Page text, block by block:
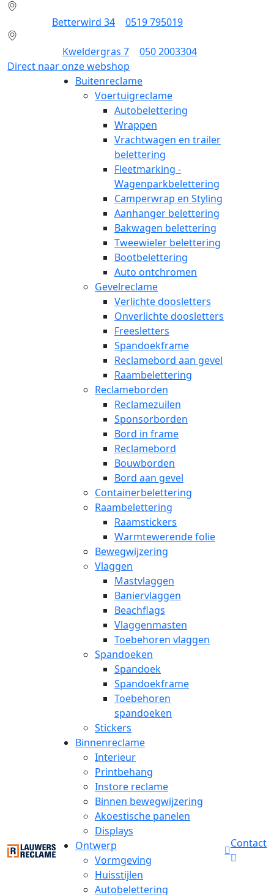
Betterwird 34 0519 795019
Kweldergras 7
050 2003304
Direct naar onze webshop
Buitenreclame
Voertuigreclame
Autobelettering
Wrappen
Vrachtwagen en trailer
belettering
Fleetmarking -
Wagenparkbelettering
Camperwrap en Styling
Aanhanger belettering
Bakwagen belettering
Tweewieler belettering
Bootbelettering
Auto ontchromen
Gevelreclame
Verlichte doosletters
Onverlichte doosletters
Freesletters
Spandoekframe
Reclamebord aan gevel
Raambelettering
Reclameborden
Reclamezuilen
Sponsorborden
Bord in frame
Reclamebord
Bouwborden
Bord aan gevel
Containerbelettering
Raambelettering
Raamstickers
Warmtewerende folie
Bewegwijzering
Vlaggen
Mastvlaggen
Baniervlaggen
Beachflags
Vlaggenmasten
Toebehoren vlaggen
Spandoeken
Spandoek
Spandoekframe
Toebehoren
spandoeken
Stickers
Binnenreclame
Interieur
Printbehang
Instore reclame
Binnen bewegwijzering
Akoestische panelen
Displays
Ontwerp
Vormgeving
Huisstijlen
Autobelettering
Contact